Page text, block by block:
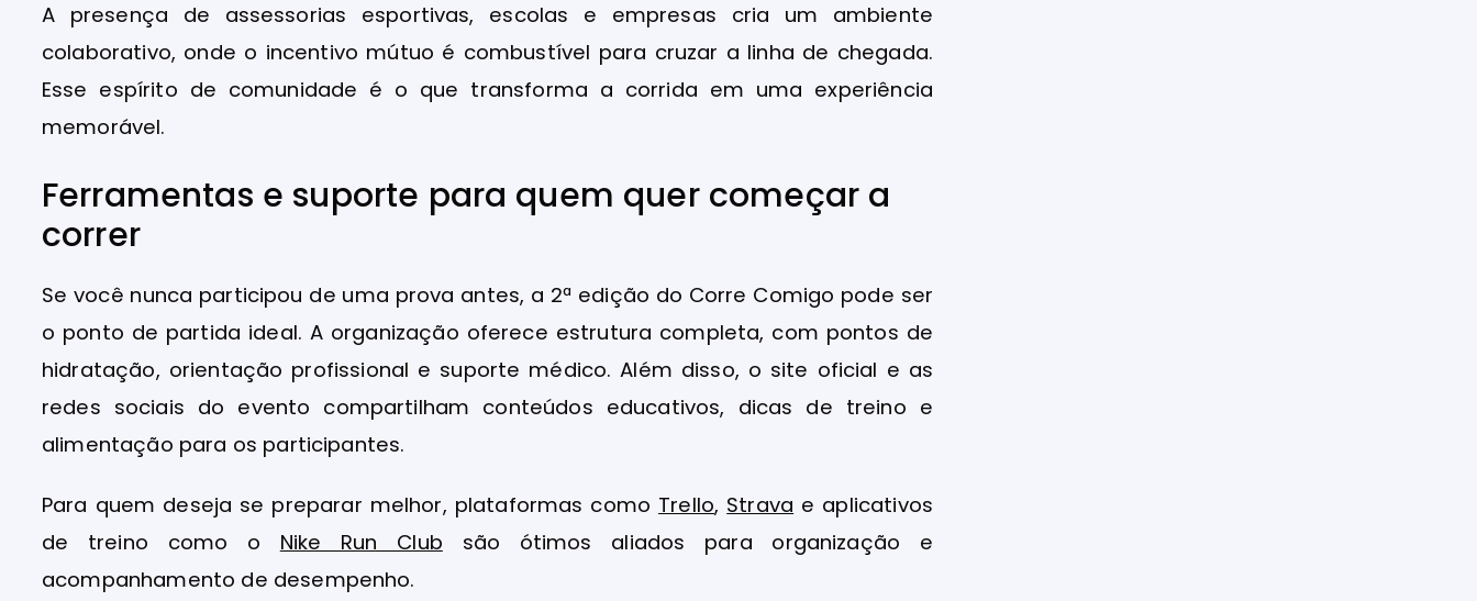
A presença de assessorias esportivas, escolas e empresas cria um ambiente
colaborativo, onde o incentivo mútuo é combustível para cruzar a linha de chegada.
Esse espírito de comunidade é o que transforma a corrida em uma experiência
memorável.
Ferramentas e suporte para quem quer começar a
correr
Se você nunca participou de uma prova antes, a 2ª edição do Corre Comigo pode ser
o ponto de partida ideal. A organização oferece estrutura completa, com pontos de
hidratação, orientação profissional e suporte médico. Além disso, o site oficial e as
redes sociais do evento compartilham conteúdos educativos, dicas de treino e
alimentação para os participantes.
Para quem deseja se preparar melhor, plataformas como Trello, Strava e aplicativos
de treino como o Nike Run Club são ótimos aliados para organização e
acompanhamento de desempenho.